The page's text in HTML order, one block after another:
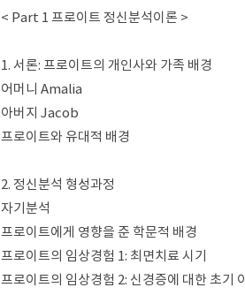
< Part 1 프로이트 정신분석이론 >
1. 서론: 프로이트의 개인사와 가족 배경
어머니 Amalia
아버지 Jacob
프로이트와 유대적 배경
2. 정신분석 형성과정
자기분석
프로이트에게 영향을 준 학문적 배경
프로이트의 임상경험 1: 최면치료 시기
프로이트의 임상경험 2: 신경증에 대한 초기